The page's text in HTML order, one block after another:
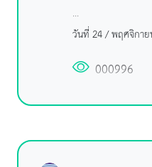
...
วันที่ 24 / พฤศจิกา
000996